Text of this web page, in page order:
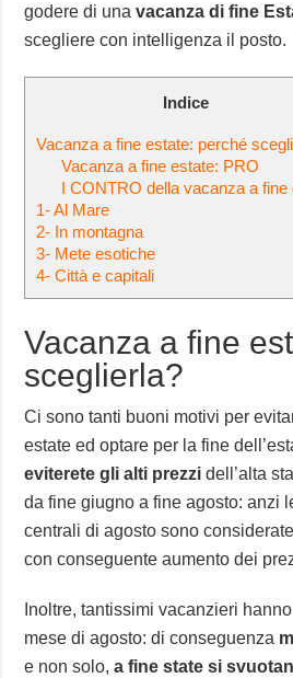
godere di unavacanza di fine
scegliere con intelligenza il posto.
Indice
Vacanza a fine estate: perché
Vacanza a fine estate: PRO
I CONTRO della vacanza a fine
1- Al Mare
2- In montagna
3- Mete esotiche
4- Città e capitali
Vacanza a fine
sceglierla?
Ci sono tanti buoni motivi per
estate ed optare per la fine
eviterete gli alti prezzi dell’alta
da fine giugno a fine agosto: anzi
centrali di agosto sono
con conseguente aumento dei
Inoltre, tantissimi vacanzieri
mese di agosto: di conseguenza
e non solo,a fine state si